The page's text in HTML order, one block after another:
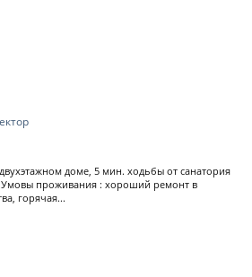
доме, 5 мин. ходьбы от санатория
проживания : хороший ремонт в
горячая...